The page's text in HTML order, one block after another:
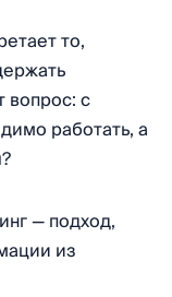
то,
вопрос: с
работать, а
— подход,
из